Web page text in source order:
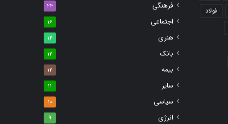
فولاد
فرهنگی 23
اجتماعی 16
هنری 14
بانک 12
بیمه 12
سایر 11
سیاسی 10
انرژی 9